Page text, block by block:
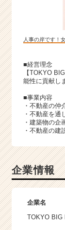
人事の岸です！
■経営理念
【TOKYO
能性に貢献し
■事業内容
・不動産の仲
・不動産を通
・建築物の企
・不動産の建
企業情報
企業名
TOKYO BIG